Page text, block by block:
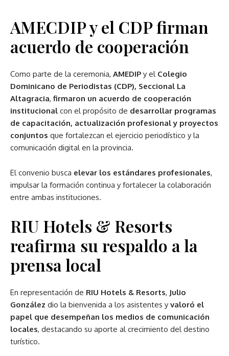
AMECDIP y el CDP firman
acuerdo de cooperación
Como parte de la ceremonia, AMEDIP y el Colegio
Dominicano de Periodistas (CDP), Seccional La
Altagracia, firmaron un acuerdo de cooperación
institucional con el propósito de desarrollar programas
de capacitación, actualización profesional y proyectos
conjuntos que fortalezcan el ejercicio periodístico y la
comunicación digital en la provincia.
El convenio busca elevar los estándares profesionales,
impulsar la formación continua y fortalecer la colaboración
entre ambas instituciones.
RIU Hotels & Resorts
reafirma su respaldo a la
prensa local
En representación de RIU Hotels & Resorts, Julio
González dio la bienvenida a los asistentes y valoró el
papel que desempeñan los medios de comunicación
locales, destacando su aporte al crecimiento del destino
turístico.